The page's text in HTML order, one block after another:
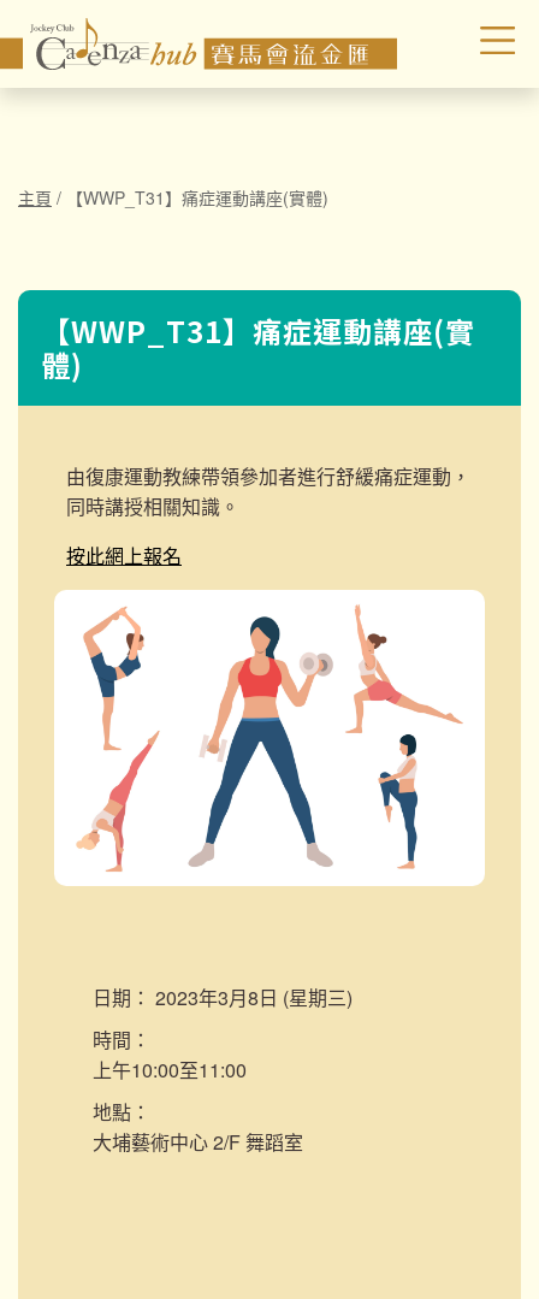
主頁 / 【WWP_T31】痛症運動講座(實體)
【WWP_T31】痛症運動講座(實
體)
由復康運動教練帶領參加者進行舒緩痛症運動，
同時講授相關知識。
按此網上報名
日期： 2023年3月8日 (星期三)
時間：
上午10:00至11:00
地點：
大埔藝術中心 2/F 舞蹈室